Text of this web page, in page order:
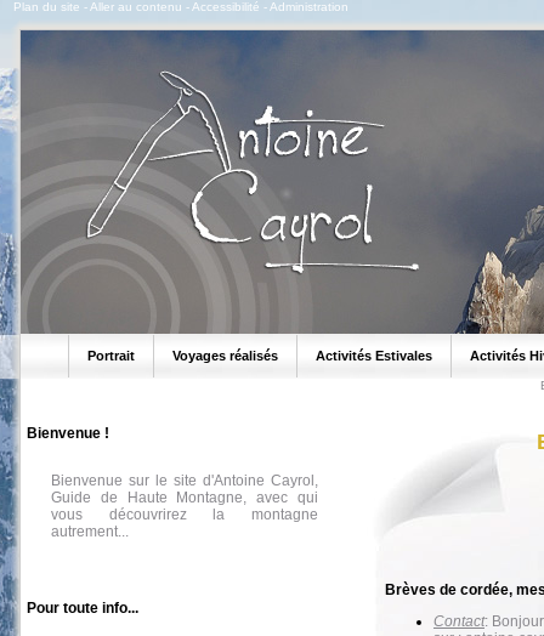
Plan du site - Aller au contenu - Accessibilité - Administration
Portrait Voyages réalisés Activités Estivales Activités
Bienvenue !
Bienvenue sur le site d'Antoine Cayrol,
Guide de Haute Montagne, avec qui
vous découvrirez la montagne
autrement...
Pour toute info...
Brèves de cordée,
Contact: